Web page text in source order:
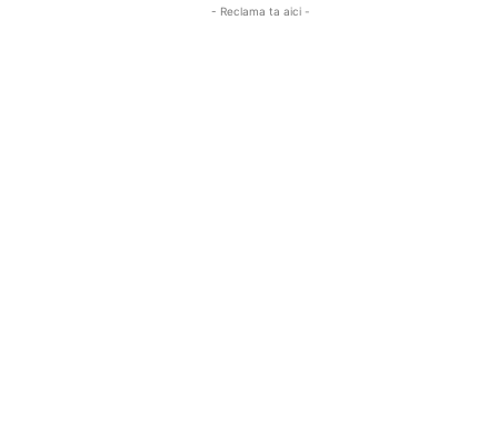
- Reclama ta aici -